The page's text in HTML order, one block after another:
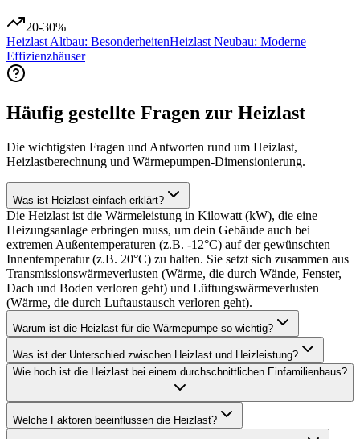
20-30%
Heizlast Altbau: BesonderheitenHeizlast Neubau: Moderne
Effizienzhäuser
Häufig gestellte Fragen zur Heizlast
Die wichtigsten Fragen und Antworten rund um Heizlast,
Heizlastberechnung und Wärmepumpen-Dimensionierung.
Was ist Heizlast einfach erklärt?
Die Heizlast ist die Wärmeleistung in Kilowatt (kW), die eine
Heizungsanlage erbringen muss, um dein Gebäude auch bei
extremen Außentemperaturen (z.B. -12°C) auf der gewünschten
Innentemperatur (z.B. 20°C) zu halten. Sie setzt sich zusammen aus
Transmissionswärmeverlusten (Wärme, die durch Wände, Fenster,
Dach und Boden verloren geht) und Lüftungswärmeverlusten
(Wärme, die durch Luftaustausch verloren geht).
Warum ist die Heizlast für die Wärmepumpe so wichtig?
Was ist der Unterschied zwischen Heizlast und Heizleistung?
Wie hoch ist die Heizlast bei einem durchschnittlichen Einfamilienhaus?
Welche Faktoren beeinflussen die Heizlast?